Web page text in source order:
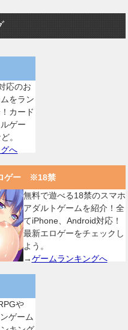
応のお
をラン
カード
ゲー
。
へ
ゲー ※18禁
無料で遊べる18禁のスマホ
アダルトゲームを紹介！全
てiPhone、Android対応！
最新エロゲーをチェックし
よう。
→ゲームランキングへ
や
ゲーム